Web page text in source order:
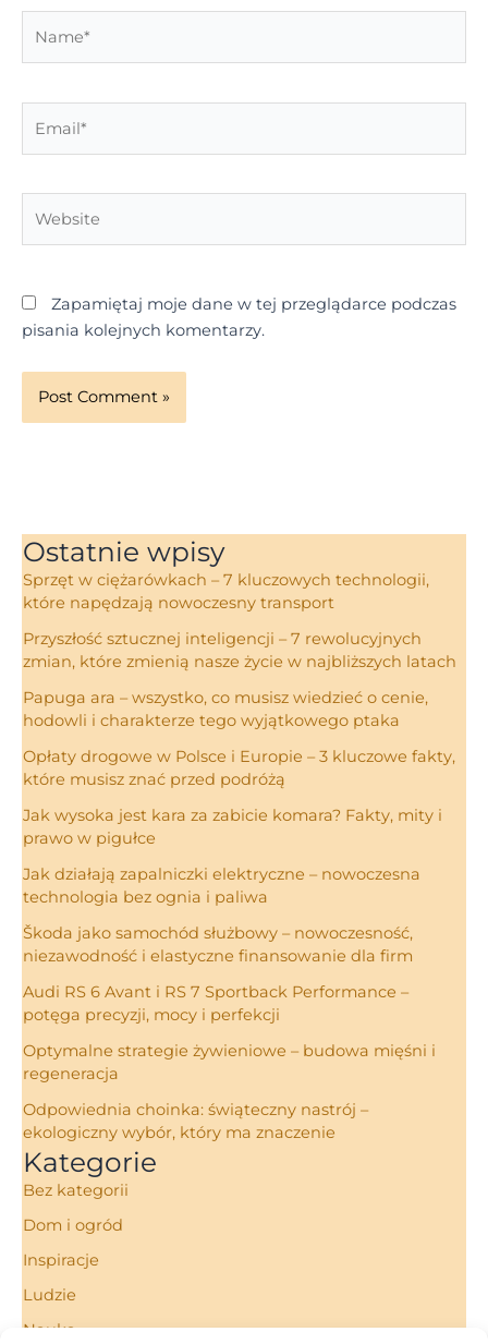
Zapamiętaj moje dane w tej przeglądarce podczas
pisania kolejnych komentarzy.
Ostatnie wpisy
Sprzęt w ciężarówkach – 7 kluczowych technologii,
które napędzają nowoczesny transport
Przyszłość sztucznej inteligencji – 7 rewolucyjnych
zmian, które zmienią nasze życie w najbliższych latach
Papuga ara – wszystko, co musisz wiedzieć o cenie,
hodowli i charakterze tego wyjątkowego ptaka
Opłaty drogowe w Polsce i Europie – 3 kluczowe fakty,
które musisz znać przed podróżą
Jak wysoka jest kara za zabicie komara? Fakty, mity i
prawo w pigułce
Jak działają zapalniczki elektryczne – nowoczesna
technologia bez ognia i paliwa
Škoda jako samochód służbowy – nowoczesność,
niezawodność i elastyczne finansowanie dla firm
Audi RS 6 Avant i RS 7 Sportback Performance –
potęga precyzji, mocy i perfekcji
Optymalne strategie żywieniowe – budowa mięśni i
regeneracja
Odpowiednia choinka: świąteczny nastrój –
ekologiczny wybór, który ma znaczenie
Kategorie
Bez kategorii
Dom i ogród
Inspiracje
Ludzie
Nauka